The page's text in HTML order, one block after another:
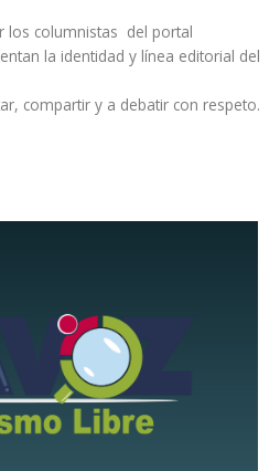
los columnistas del portal
la identidad y línea editorial del
compartir y a debatir con respeto.